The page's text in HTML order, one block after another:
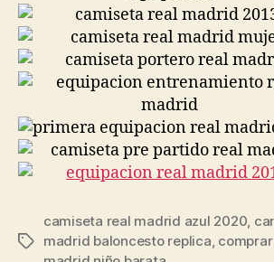
Etiquetas
camiseta real madrid azul 2020,
madrid baloncesto replica,